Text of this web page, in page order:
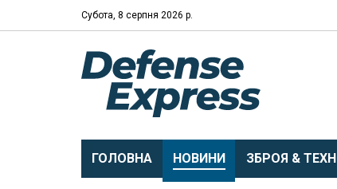
Субота, 8 серпня 2026 р.
ГОЛОВНА НОВИНИ ЗБРОЯ &